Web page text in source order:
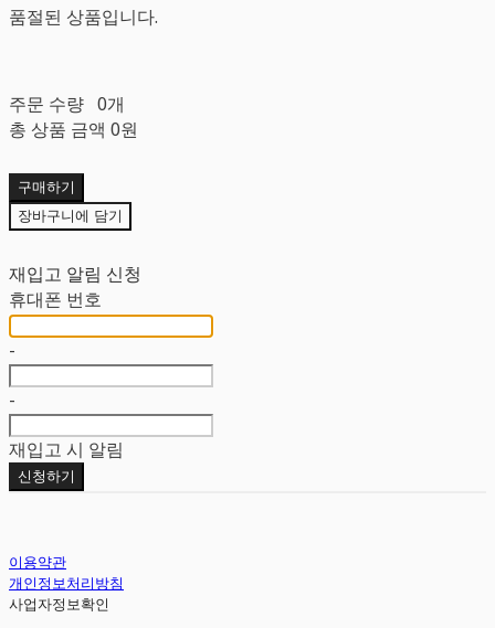
품절된 상품입니다.
주문 수량 0개
총 상품 금액 0원
구매하기
장바구니에 담기
재입고 알림 신청
휴대폰 번호
-
-
재입고 시 알림
신청하기
이용약관
개인정보처리방침
사업자정보확인